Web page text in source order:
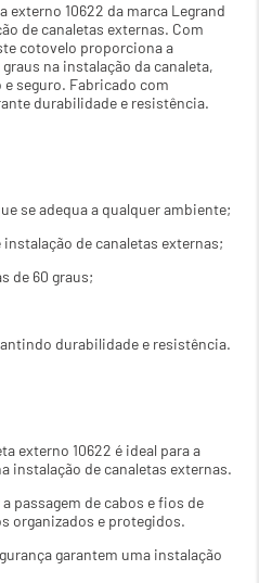
externo 10622 da marca Legrand
de canaletas externas. Com
cotovelo proporciona a
na instalação da canaleta,
seguro. Fabricado com
durabilidade e resistência.
se adequa a qualquer ambiente;
de canaletas externas;
de 60 graus;
durabilidade e resistência.
externo 10622 é ideal para a
instalação de canaletas externas.
passagem de cabos e fios de
organizados e protegidos.
garantem uma instalação